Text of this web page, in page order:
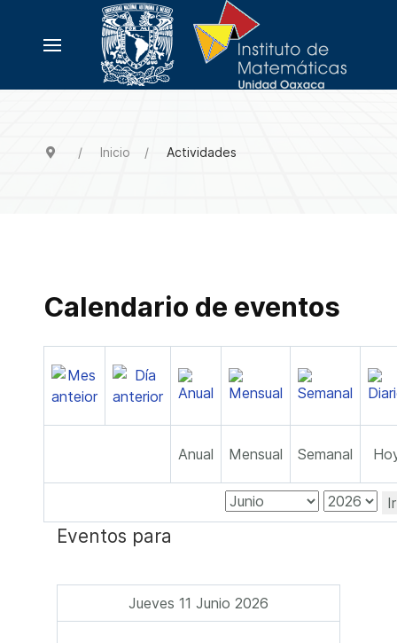
Inicio Actividades
Calendario de eventos
Anual Mensual Semanal
Eventos para
Jueves 11 Junio 2026